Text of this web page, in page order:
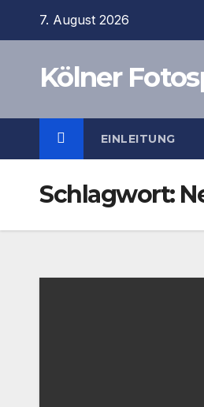
7. August 2026
Kölner
EINLEITUNG
Schlagwort: